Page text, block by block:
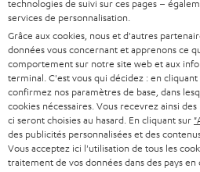
s
à
l
a
n
e
w
HOME CINEMA
SYSTEMES COMPLETS HOME CINEMA
BARRES DE SON
STEREO
SMART HOME
Société
SUPPORT
CARRIÈRE
PRESSE
B2B
Boutiques en ligne Teufel
ALLEMAGNE
AUTRICHE
technologies de suivi sur ces pages –
services de personnalisation.
Grâce aux cookies, nous et d'autres
données vous concernant et apprenons ce
comportement sur notre site web et aux
terminal. C'est vous qui décidez : en cliquant
confirmez nos paramètres de base, dans
cookies nécessaires. Vous recevrez ainsi
ci seront choisies au hasard. En cliquant sur
des publicités personnalisées et des
Vous acceptez ici l'utilisation de tous les
traitement de vos données dans des pays